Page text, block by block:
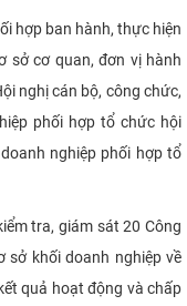
hợp ban hành, thực hiện
sở cơ quan, đơn vị hành
nghị cán bộ, công chức,
phối hợp tổ chức hội
nghiệp phối hợp tổ
tra, giám sát 20 Công
sở khối doanh nghiệp về
quả hoạt động và chấp